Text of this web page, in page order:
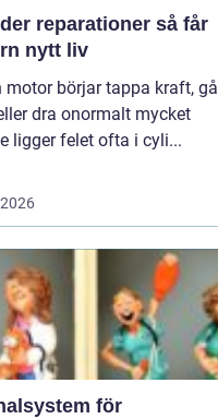
reparationer så får
nytt liv
motor börjar tappa kraft, gå
dra onormalt mycket
ligger felet ofta i cyli...
för